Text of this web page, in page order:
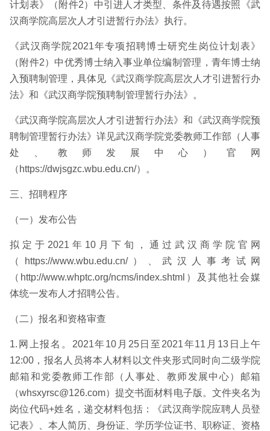
计划表》（附件2）中引进人才类型、条件及待遇按照《武
汉商学院高层次人才引进暂行办法》执行。
《武汉商学院2021年专项招聘博士研究生岗位计划表》
（附件2）中优秀博士纳入事业单位编制管理，青年博士纳
入预聘制管理，具体见《武汉商学院高层次人才引进暂行办
法》和《武汉商学院预聘制管理暂行办法》。
《武汉商学院高层次人才引进暂行办法》和《武汉商学院预
聘制管理暂行办法》详见武汉商学院党委教师工作部（人事
处、教师发展中心）官网
（https://dwjsgzc.wbu.edu.cn/）。
三、招聘程序
（一）发布公告
拟定于2021年10月下旬，通过武汉商学院官网
（https://www.wbu.edu.cn/）、武汉人事考试网
（http://www.whptc.org/ncms/index.shtml）及其他社会媒
体统一发布人才招聘公告。
（二）报名和资格审查
1.网上报名。2021年10月25日至2021年11月13日上午
12:00，报名人员将本人材料以文件夹形式同时向二级学院
邮箱和党委教师工作部（人事处、教师发展中心）邮箱
（whsxyrsc@126.com）提交书面材料电子版。文件夹名为
岗位代码+姓名，递交材料包括：《武汉商学院应聘人员登
记表》、本人简历、身份证、学历学位证书、职称证、资格